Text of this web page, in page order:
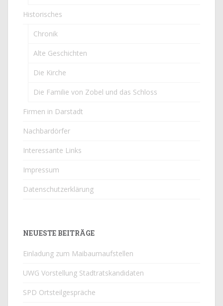
Historisches
Chronik
Alte Geschichten
Die Kirche
Die Familie von Zobel und das Schloss
Firmen in Darstadt
Nachbardörfer
Interessante Links
Impressum
Datenschutzerklärung
NEUESTE BEITRÄGE
Einladung zum Maibaumaufstellen
UWG Vorstellung Stadtratskandidaten
SPD Ortsteilgespräche